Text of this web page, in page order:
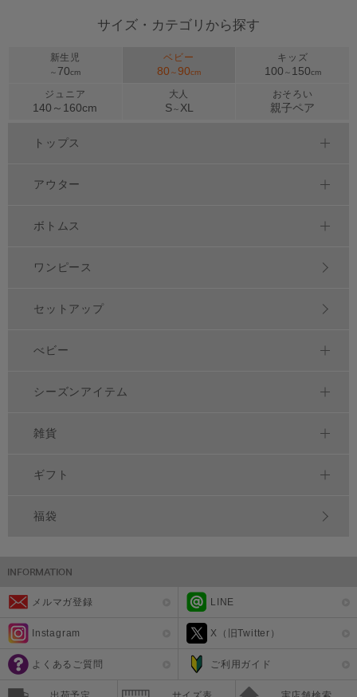
サイズ・カテゴリから探す
新生児
～ 70cm
ベビー
80 ～90cm
キッズ
100 ～ 150cm
ジュニア
140～ 160cm
大人
S～ XL
おそろい
親子ペア
トップス
アウター
ボトムス
ワンピース
セットアップ
べビー
シーズンアイテム
雑貨
ギフト
福袋
メルマガ登録 LINE
Instagram X（旧Twitter）
よくあるご質問 ご利用ガイド